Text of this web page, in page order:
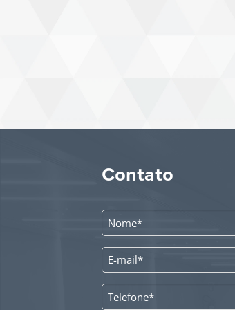
Contato
NOME
*
E-
MAIL
*
TELEFONE
*